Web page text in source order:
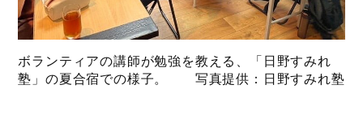
ボランティアの講師が勉強を教える、「日野すみれ
塾」の夏合宿での様子。 写真提供：日野すみれ塾